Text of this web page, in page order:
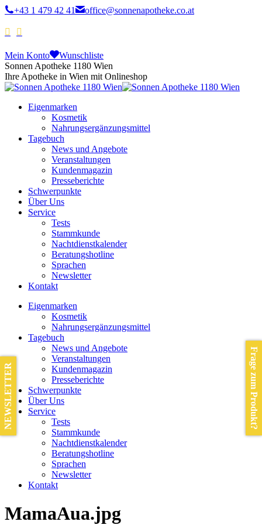
+43 1 479 42 41 office@sonnenapotheke.co.at
Mein Konto
Wunschliste
Sonnen Apotheke 1180 Wien
Ihre Apotheke in Wien mit Onlineshop
Eigenmarken
Kosmetik
Nahrungsergänzungsmittel
Tagebuch
News und Angebote
Veranstaltungen
Kundenmagazin
Presseberichte
Schwerpunkte
Über Uns
Service
Tests
Stammkunde
Nachtdienstkalender
Beratungshotline
Sprachen
Newsletter
Kontakt
Eigenmarken
Kosmetik
Nahrungsergänzungsmittel
Tagebuch
News und Angebote
Veranstaltungen
Kundenmagazin
Presseberichte
Schwerpunkte
Über Uns
Service
Tests
Stammkunde
Nachtdienstkalender
Beratungshotline
Sprachen
Newsletter
Kontakt
MamaAua.jpg
Frage zum Produkt?
NEWSLETTER